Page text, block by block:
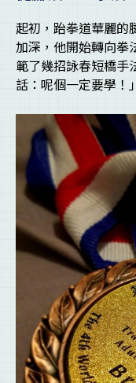
起初，跆拳道華麗的
加深，他開始轉向拳
範了幾招詠春短橋手
話：呢個一定要學！